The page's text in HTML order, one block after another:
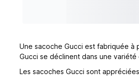
Une sacoche Gucci est fabriquée à
Gucci se déclinent dans une
Les sacoches Gucci sont